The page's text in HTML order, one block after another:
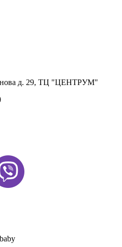
д. 29, ТЦ "ЦЕНТРУМ"